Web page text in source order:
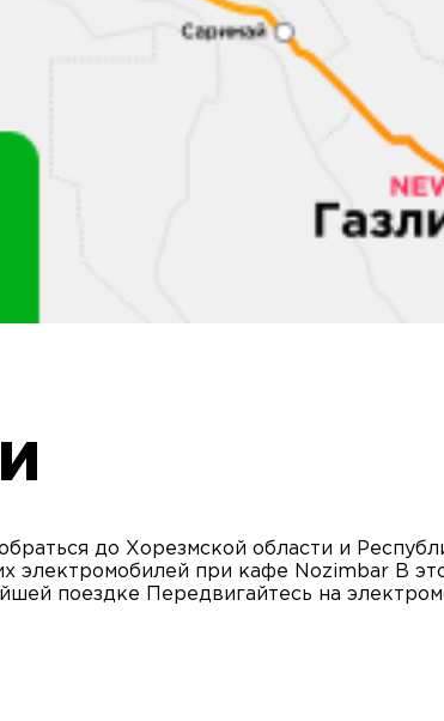
до Хорезмской области и
электромобилей при кафе Nozimbar В
поездке Передвигайтесь на